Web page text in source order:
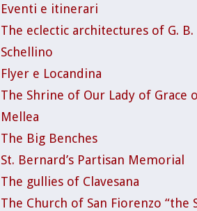
Eventi e itinerari
The eclectic architectures of G. B.
Schellino
Flyer e Locandina
The Shrine of Our Lady of Grace
Mellea
The Big Benches
St. Bernard’s Partisan Memorial
The gullies of Clavesana
The Church of San Fiorenzo “the